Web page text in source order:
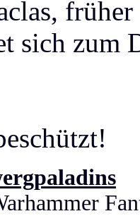
sich zum